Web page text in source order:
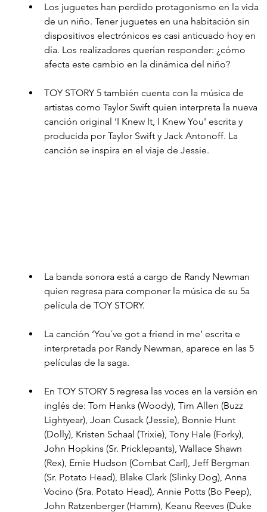
Los juguetes han perdido protagonismo en la vida
de un niño. Tener juguetes en una habitación sin
dispositivos electrónicos es casi anticuado hoy en
día. Los realizadores querían responder: ¿cómo
afecta este cambio en la dinámica del niño?
TOY STORY 5 también cuenta con la música de
artistas como Taylor Swift quien interpreta la nueva
canción original ‘I Knew It, I Knew You' escrita y
producida por Taylor Swift y Jack Antonoff. La
canción se inspira en el viaje de Jessie.
La banda sonora está a cargo de Randy Newman
quien regresa para componer la música de su 5a
película de TOY STORY.
La canción ‘You´ve got a friend in me’ escrita e
interpretada por Randy Newman, aparece en las 5
películas de la saga.
En TOY STORY 5 regresa las voces en la versión en
inglés de: Tom Hanks (Woody), Tim Allen (Buzz
Lightyear), Joan Cusack (Jessie), Bonnie Hunt
(Dolly), Kristen Schaal (Trixie), Tony Hale (Forky),
John Hopkins (Sr. Pricklepants), Wallace Shawn
(Rex), Ernie Hudson (Combat Carl), Jeff Bergman
(Sr. Potato Head), Blake Clark (Slinky Dog), Anna
Vocino (Sra. Potato Head), Annie Potts (Bo Peep),
John Ratzenberger (Hamm), Keanu Reeves (Duke